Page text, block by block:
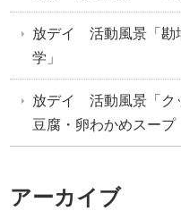
放デイ 活動風景「勘
学」
放デイ 活動風景「ク
豆腐・卵わかめスープ
アーカイブ